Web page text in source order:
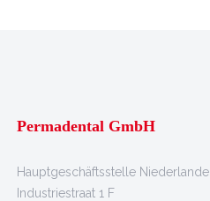
Permadental GmbH
Hauptgeschäftsstelle Niederlande
Industriestraat 1 F